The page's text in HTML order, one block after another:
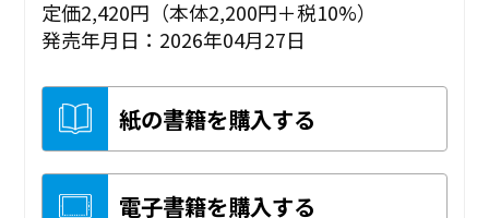
定価2,420円（本体2,200円＋税10%）
発売年月日：2026年04月27日
紙の書籍を購入する
電子書籍を購入する